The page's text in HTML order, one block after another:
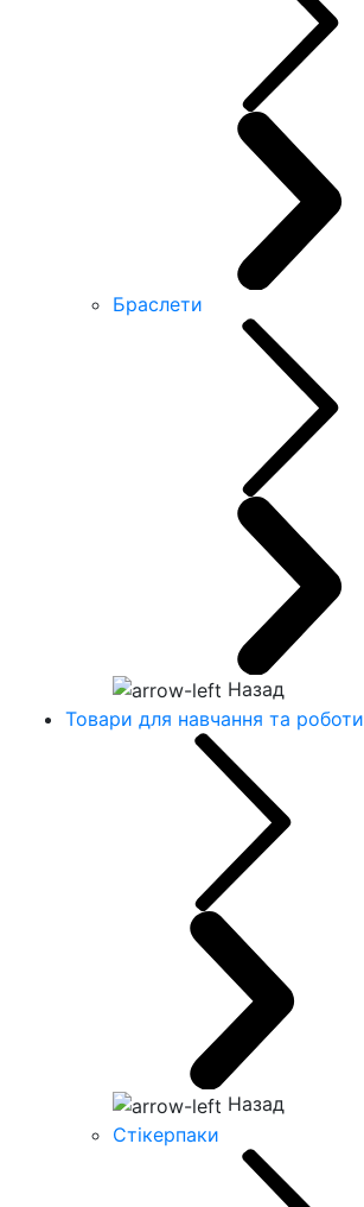
Браслети
Назад
Товари для навчання та роботи
Назад
Стікерпаки